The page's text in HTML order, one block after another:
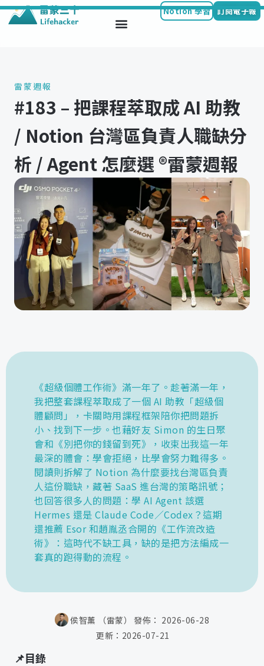
Notion 學習 訂閱電子報
雷蒙週報
#183 – 把課程萃取成 AI 助教
/ Notion 台灣區負責人職缺分
析 / Agent 怎麼選 ®️雷蒙週報
《超級個體工作術》滿一年了。趁著滿一年，
我把整套課程萃取成了一個 AI 助教「超級個
體顧問」，卡關時用課程框架陪你把問題拆
小、找到下一步。也藉好友 Simon 的生日聚
會和《別把你的錢留到死》，收束出我這一年
最深的體會：學會拒絕，比學會努力難得多。
閱讀則拆解了 Notion 為什麼要找台灣區負責
人這份職缺，藏著 SaaS 進台灣的策略訊號；
也回答很多人的問題：學 AI Agent 該選
Hermes 還是 Claude Code／Codex？這期
還推薦 Esor 和趙胤丞合開的《工作流改造
術》：這時代不缺工具，缺的是把方法編成一
套真的跑得動的流程。
📌目錄
侯智薰 （雷蒙） 發佈： 2026-06-28
更新： 2026-07-21